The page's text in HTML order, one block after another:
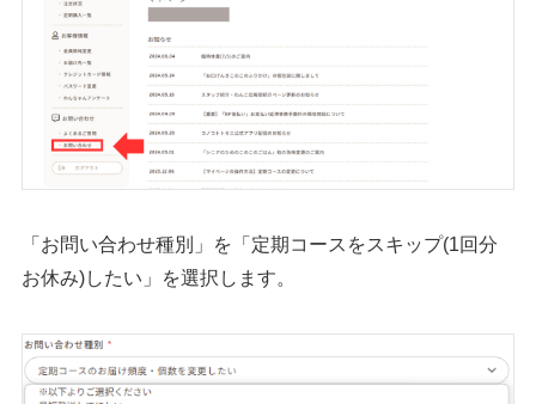
「お問い合わせ種別」を「定期コースをスキップ(1回分
お休み)したい」を選択します。